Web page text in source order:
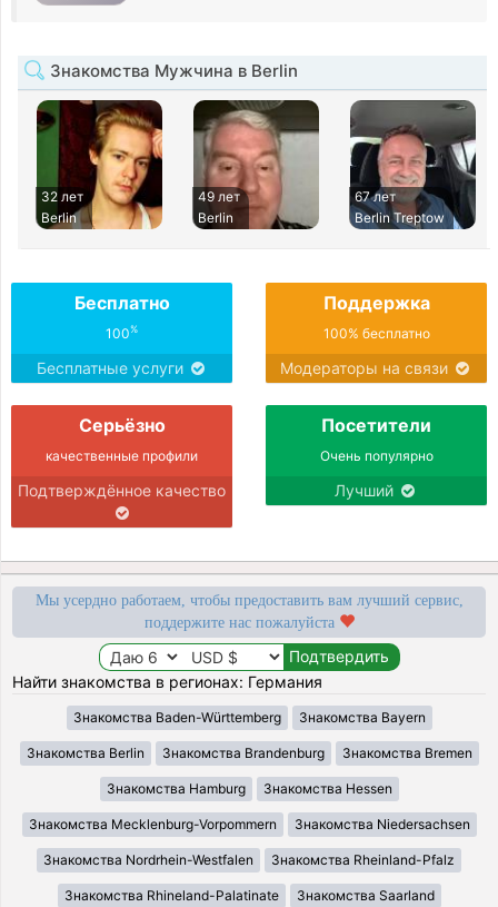
Знакомства Мужчина в Berlin
32 лет
Berlin
49 лет
Berlin
67 лет
Berlin Treptow
Бесплатно
100%
Бесплатные услуги
Поддержка
100% бесплатно
Модераторы на связи
Серьёзно
качественные профили
Подтверждённое качество
Посетители
Очень популярно
Лучший
Мы усердно работаем, чтобы предоставить вам лучший сервис,
поддержите нас пожалуйста
Найти знакомства в регионах: Германия
Знакомства Baden-Württemberg Знакомства Bayern
Знакомства Berlin Знакомства Brandenburg Знакомства Bremen
Знакомства Hamburg Знакомства Hessen
Знакомства Mecklenburg-Vorpommern Знакомства Niedersachsen
Знакомства Nordrhein-Westfalen Знакомства Rheinland-Pfalz
Знакомства Rhineland-Palatinate Знакомства Saarland